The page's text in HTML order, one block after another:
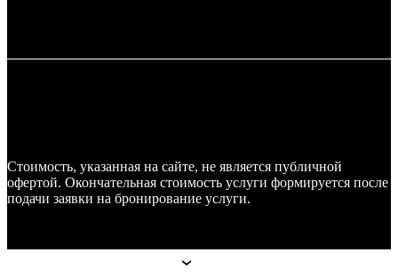
Стоимость, указанная на сайте, не является публичной
офертой. Окончательная стоимость услуги формируется после
подачи заявки на бронирование услуги.